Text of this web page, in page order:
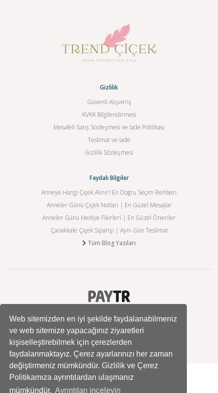
Web sitemizden en iyi şekilde faydalanabilmeniz
ve web sitemize yapacağınız ziyaretleri
kişiselleştirebilmek için çerezlerden
faydalanmaktayız. Çerez ayarlarınızı her zaman
değiştirmeniz mümkündür. Gizlilik ve Çerez
Politikamıza ayrıntılardan ulaşmanız
mümkündür. Ayrıntıları inceleyin
Gizlilik
Güvenli Alışveriş
KVKK Bilgilendirmesi
Mesafeli Satış Sözleşmesi ve İade Politikası
Teslimat ve İade
Gizlilik Sözleşmesi
Faydalı Bilgiler
Anneye Hangi Çiçek Alınır? En Doğru Seçim Rehberi
Anneler Günü Çiçek Notları | En Güzel Mesajlar
Anneler Günü Hediye Fikirleri | En Güzel Öneriler
Çanakkale Çiçek Siparişi | Aynı Gün Teslimat
Tüm Blog Yazıları